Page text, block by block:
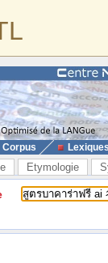
Corpus
Etymologie